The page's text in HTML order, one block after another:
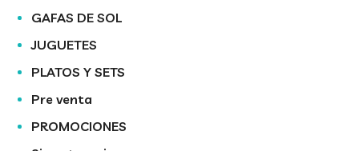
GAFAS DE SOL
JUGUETES
PLATOS Y SETS
Pre venta
PROMOCIONES